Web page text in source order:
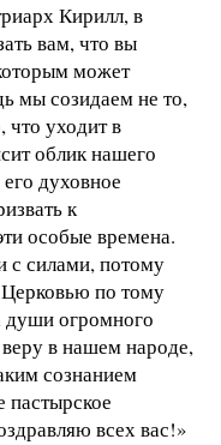
Кирилл, в
вам, что вы
может
мы созидаем не то,
что уходит в
облик нашего
духовное
к
особые времена.
с силами, потому
Церковью по тому
души огромного
в нашем народе,
сознанием
пастырское
всех вас!»